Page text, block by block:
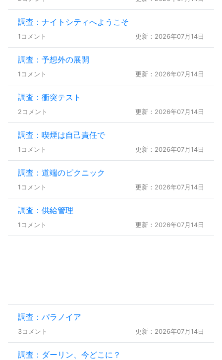
調査：ナイトシティへようこそ
1コメント 更新：2026年07月14日
調査：予想外の展開
1コメント 更新：2026年07月14日
調査：衝突テスト
2コメント 更新：2026年07月14日
調査：喫煙は自己責任で
1コメント 更新：2026年07月14日
調査：道端のピクニック
1コメント 更新：2026年07月14日
調査：供給管理
1コメント 更新：2026年07月14日
調査：パラノイア
3コメント 更新：2026年07月14日
調査：ダーリン、今どこに？